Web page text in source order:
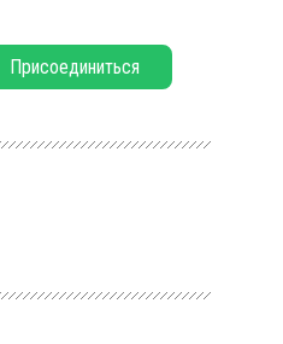
Присоединиться